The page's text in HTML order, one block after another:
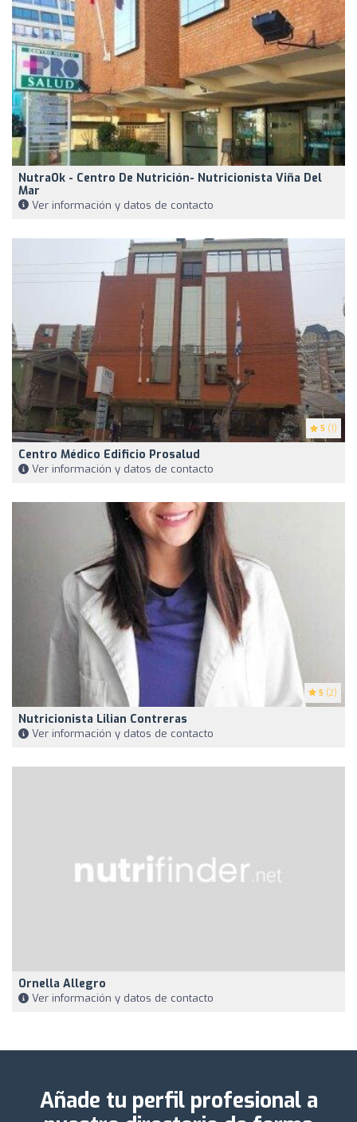
NutraOk - Centro De Nutrición- Nutricionista Viña Del
Mar
Ver información y datos de contacto
5 (1)
Centro Médico Edificio Prosalud
Ver información y datos de contacto
5 (2)
Nutricionista Lilian Contreras
Ver información y datos de contacto
Ornella Allegro
Ver información y datos de contacto
Añade tu perfil profesional a